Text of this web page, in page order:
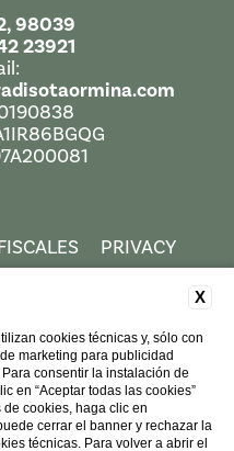
98039
23921
PRIVACY
X
cookies técnicas y, sólo con
marketing para publicidad
consentir la instalación de
en “Aceptar todas las cookies”
cookies, haga clic en
cerrar el banner y rechazar la
técnicas. Para volver a abrir el